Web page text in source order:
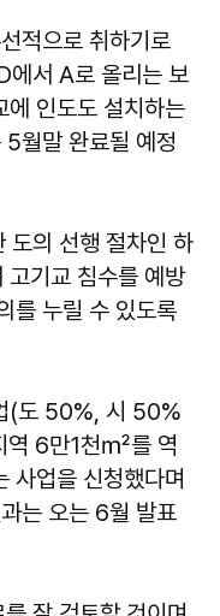
적으로 취하기로
에서 A로 올리는 보
에 인도도 설치하는
월말 완료될 예정
도의 선행 절차인 하
고기교 침수를 예방
를 누릴 수 있도록
(도 50%, 시 50%
역 6만1천㎡를 역
사업을 신청했다며
는 오는 6월 발표